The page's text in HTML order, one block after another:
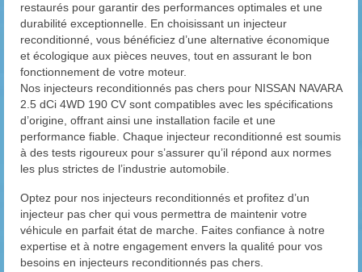
restaurés pour garantir des performances optimales et une
durabilité exceptionnelle. En choisissant un injecteur
reconditionné, vous bénéficiez d’une alternative économique
et écologique aux pièces neuves, tout en assurant le bon
fonctionnement de votre moteur.
Nos injecteurs reconditionnés pas chers pour NISSAN NAVARA
2.5 dCi 4WD 190 CV sont compatibles avec les spécifications
d’origine, offrant ainsi une installation facile et une
performance fiable. Chaque injecteur reconditionné est soumis
à des tests rigoureux pour s’assurer qu’il répond aux normes
les plus strictes de l’industrie automobile.
Optez pour nos injecteurs reconditionnés et profitez d’un
injecteur pas cher qui vous permettra de maintenir votre
véhicule en parfait état de marche. Faites confiance à notre
expertise et à notre engagement envers la qualité pour vos
besoins en injecteurs reconditionnés pas chers.